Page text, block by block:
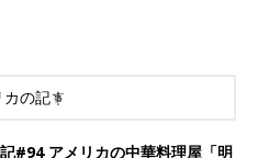
カの記事
#94 アメリカの中華料理屋「明